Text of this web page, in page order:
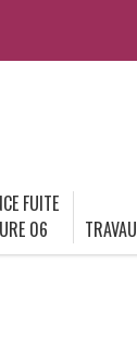
FUITE
06